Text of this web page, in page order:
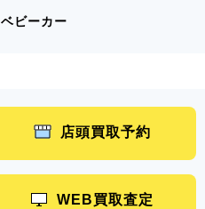
ベビーカー
店頭買取予約
WEB買取査定